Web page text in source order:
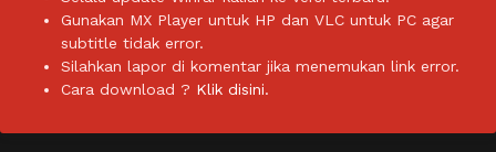
Gunakan MX Player untuk HP dan VLC untuk PC agar
subtitle tidak error.
Silahkan lapor di komentar jika menemukan link error.
Cara download ? Klik disini.